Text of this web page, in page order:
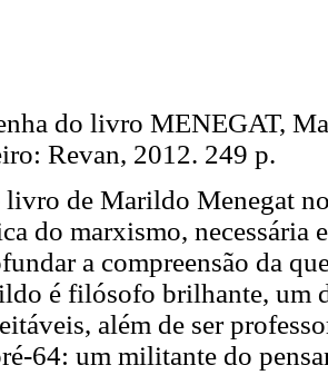
do livro MENEGAT,
Revan, 2012. 249 p.
livro de Marildo Menegat
do marxismo, necessária
a compreensão da
é filósofo brilhante, um
além de ser
64: um militante do